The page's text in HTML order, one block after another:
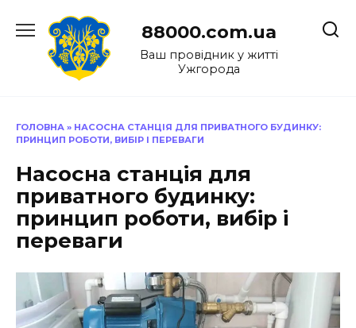
до
88000.com.ua
Ваш провідник у житті
Ужгорода
ГОЛОВНА » НАСОСНА СТАНЦІЯ ДЛЯ ПРИВАТНОГО БУДИНКУ:
ПРИНЦИП РОБОТИ, ВИБІР І ПЕРЕВАГИ
Насосна станція для
приватного будинку:
принцип роботи, вибір і
переваги